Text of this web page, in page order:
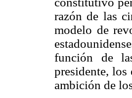
razón de las
modelo de
función de
presidente, los
ambición de